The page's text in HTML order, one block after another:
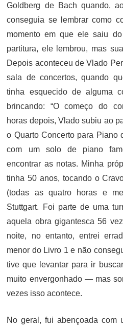
Goldberg de Bach quando,
conseguia se lembrar como
momento em que ele saiu
partitura, ele lembrou, mas
Depois aconteceu de Vlado
sala de concertos, quando
tinha esquecido de alguma
brincando: “O começo do
horas depois, Vlado subiu ao
o Quarto Concerto para Piano
com um solo de piano
encontrar as notas. Minha
tinha 50 anos, tocando o
(todas as quatro horas e
Stuttgart. Foi parte de uma
aquela obra gigantesca 56
noite, no entanto, entrei
menor do Livro 1 e não
tive que levantar para ir
muito envergonhado — mas
vezes isso acontece.
No geral, fui abençoada com